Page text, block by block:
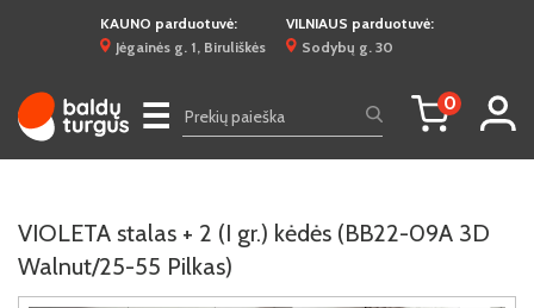
KAUNO parduotuvė:
Jėgainės g. 1, Biruliškės
VILNIAUS parduotuvė:
Sodybų g. 30
☰ 0
VIOLETA stalas + 2 (I gr.) kėdės (BB22-09A 3D
Walnut/25-55 Pilkas)